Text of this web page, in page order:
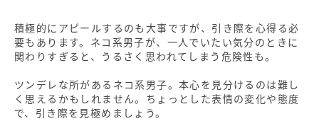
積極的にアピールするのも大事ですが、引き際を心得る必
要もあります。ネコ系男子が、一人でいたい気分のときに
関わりすぎると、うるさく思われてしまう危険性も。
ツンデレな所があるネコ系男子。本心を見分けるのは難し
く思えるかもしれません。ちょっとした表情の変化や態度
で、引き際を見極めましょう。